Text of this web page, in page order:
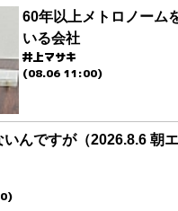
60年以上メトロノーム
いる会社
井上マサキ
(08.06 11:00)
いんですが（2026.8.6 朝